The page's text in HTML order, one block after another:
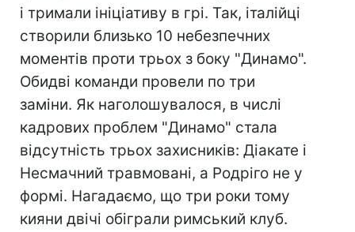
і тримали ініціативу в грі. Так, італійці
створили близько 10 небезпечних
моментів проти трьох з боку "Динамо".
Обидві команди провели по три
заміни. Як наголошувалося, в числі
кадрових проблем "Динамо" стала
відсутність трьох захисників: Діакате і
Несмачний травмовані, а Родріго не у
формі. Нагадаємо, що три роки тому
кияни двічі обіграли римський клуб.